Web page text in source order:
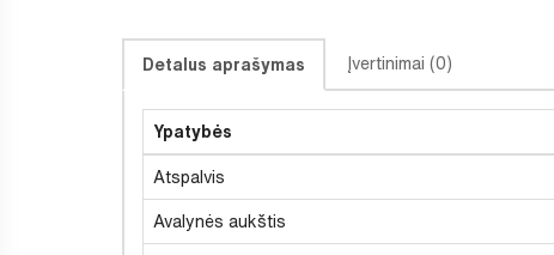
Detalus aprašymas Įvertinimai (0)
Ypatybės
Atspalvis
Avalynės aukštis